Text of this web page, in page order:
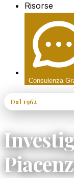
Risorse
Consulenza
Dal 1962